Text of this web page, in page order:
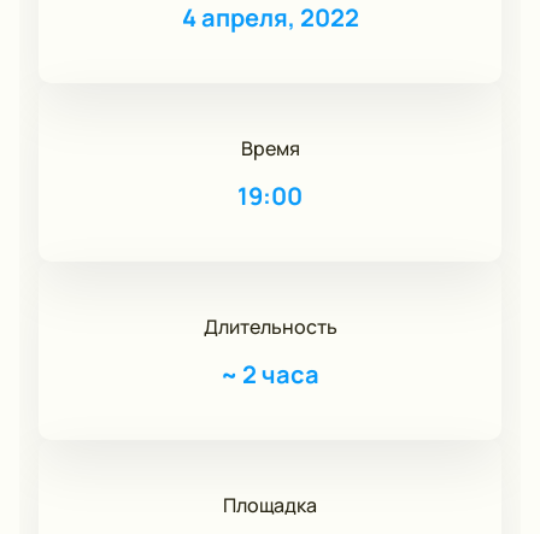
4 апреля, 2022
Время
19:00
Длительность
~ 2 часа
Площадка